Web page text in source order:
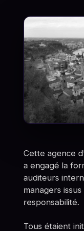
Cette agence
a engagé la
auditeurs
managers
responsabilité.
Tous étaient